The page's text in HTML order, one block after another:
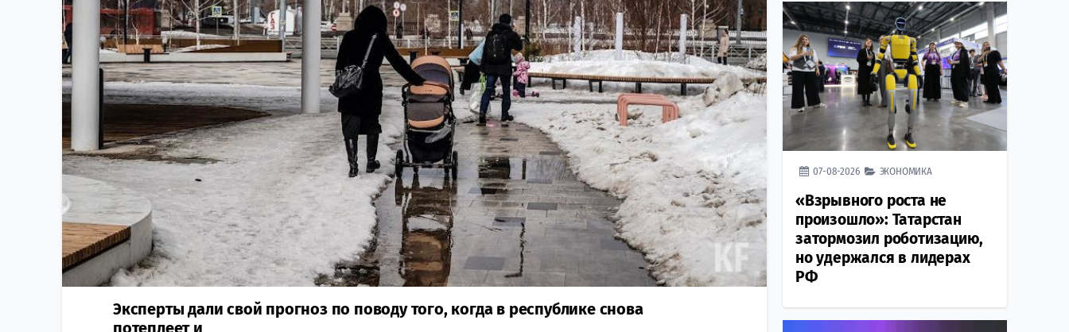
Эксперты дали свой прогноз по поводу того, когда в республике снова
потеплеет и
07-08-2026 ЭКОНОМИКА
«Взрывного роста не
произошло»: Татарстан
затормозил роботизацию,
но удержался в лидерах
РФ